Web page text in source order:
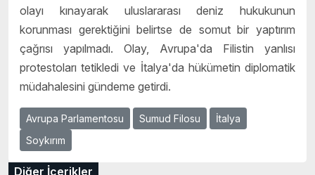
olayı kınayarak uluslararası deniz hukukunun
korunması gerektiğini belirtse de somut bir yaptırım
çağrısı yapılmadı. Olay, Avrupa'da Filistin yanlısı
protestoları tetikledi ve İtalya'da hükümetin diplomatik
müdahalesini gündeme getirdi.
Avrupa Parlamentosu Sumud Filosu
İtalya
Soykırım
Diğer İçerikler